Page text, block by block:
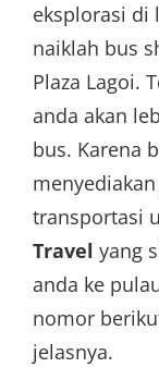
eksplorasi di
naiklah bus
Plaza Lagoi.
anda akan
bus. Karena
transportasi
Travel yang
anda ke
nomor
jelasnya.